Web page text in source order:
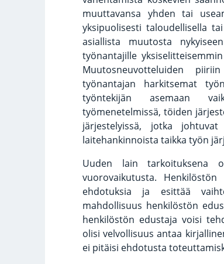
muuttavansa yhden tai
yksipuolisesti taloudellisella
asiallista muutosta
työnantajille
Muutosneuvotteluiden
työnantajan harkitsemat
työntekijän asemaan
työmenetelmissä, töiden
järjestelyissä, jotka
laitehankinnoista taikka työn
Uuden lain tarkoituksena
vuorovaikutusta.
ehdotuksia ja esittää
mahdollisuus henkilöstön
henkilöstön edustaja voisi
olisi velvollisuus antaa
ei pitäisi ehdotusta